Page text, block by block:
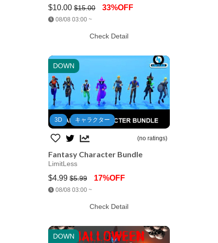
$10.00 $15.00 33%OFF
08/08 03:00 ~
Check Detail
DOWN
Jump AssetStore
3D キャラクター
(no ratings)
Fantasy Character Bundle
LimitLess
$4.99 $5.99 17%OFF
08/08 03:00 ~
Check Detail
DOWN
Jump AssetStore